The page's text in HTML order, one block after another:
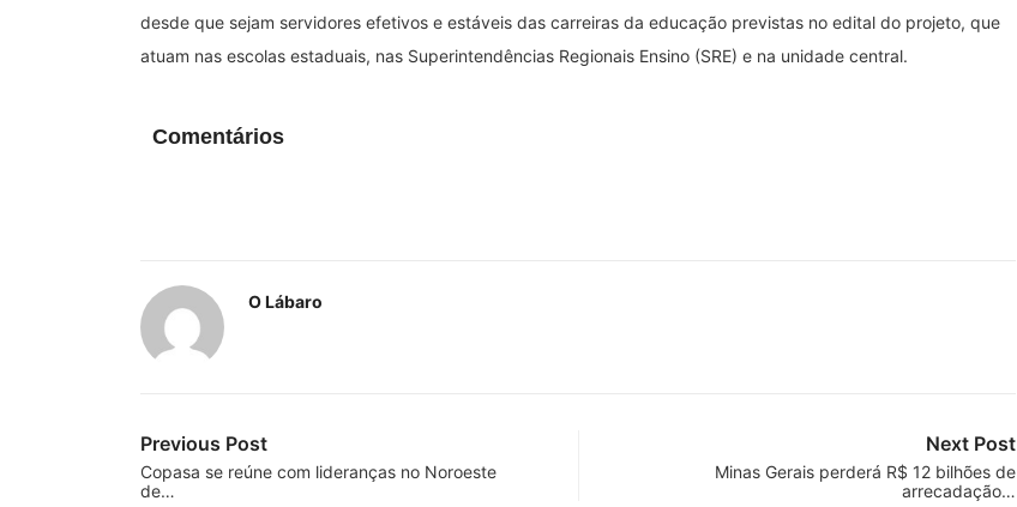
desde que sejam servidores efetivos e estáveis das carreiras da educação previstas no edital do projeto, que
atuam nas escolas estaduais, nas Superintendências Regionais Ensino (SRE) e na unidade central.
Comentários
O Lábaro
Previous Post
Copasa se reúne com lideranças no Noroeste
de…
Next Post
Minas Gerais perderá R$ 12 bilhões de
arrecadação…